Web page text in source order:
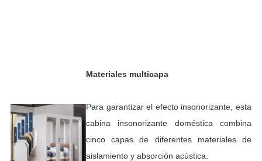
Materiales multicapa
Para garantizar el efecto insonorizante, esta
cabina insonorizante doméstica combina
cinco capas de diferentes materiales de
aislamiento y absorción acústica.